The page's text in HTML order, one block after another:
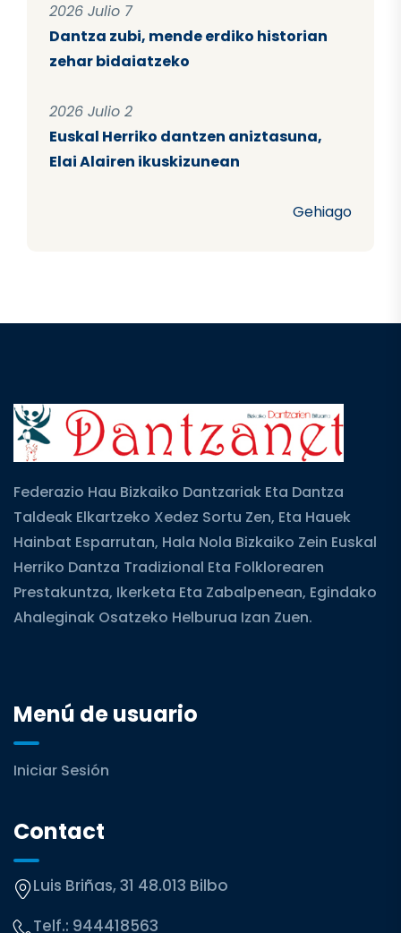
2026 Julio 7
Dantza zubi, mende erdiko historian
zehar bidaiatzeko
2026 Julio 2
Euskal Herriko dantzen aniztasuna,
Elai Alairen ikuskizunean
Gehiago
Federazio Hau Bizkaiko Dantzariak Eta Dantza
Taldeak Elkartzeko Xedez Sortu Zen, Eta Hauek
Hainbat Esparrutan, Hala Nola Bizkaiko Zein Euskal
Herriko Dantza Tradizional Eta Folklorearen
Prestakuntza, Ikerketa Eta Zabalpenean, Egindako
Ahaleginak Osatzeko Helburua Izan Zuen.
Menú de usuario
Iniciar Sesión
Contact
Luis Briñas, 31 48.013 Bilbo
Telf.: 944418563